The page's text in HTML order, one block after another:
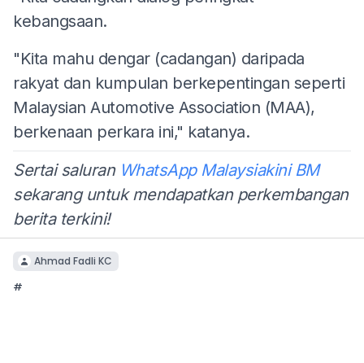
kebangsaan.
"Kita mahu dengar (cadangan) daripada
rakyat dan kumpulan berkepentingan seperti
Malaysian Automotive Association (MAA),
berkenaan perkara ini," katanya.
Sertai saluran WhatsApp Malaysiakini BM
sekarang untuk mendapatkan perkembangan
berita terkini!
Ahmad Fadli KC
#